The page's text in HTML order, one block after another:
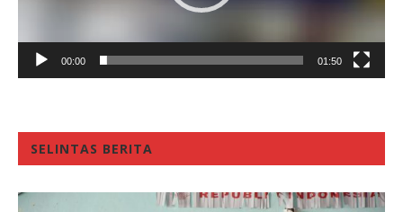
00:00 01:50
SELINTAS BERITA